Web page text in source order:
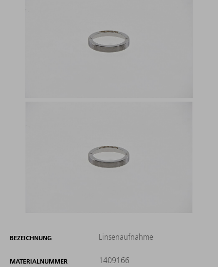
BEZEICHNUNG Linsenaufnahme
MATERIALNUMMER 1409166